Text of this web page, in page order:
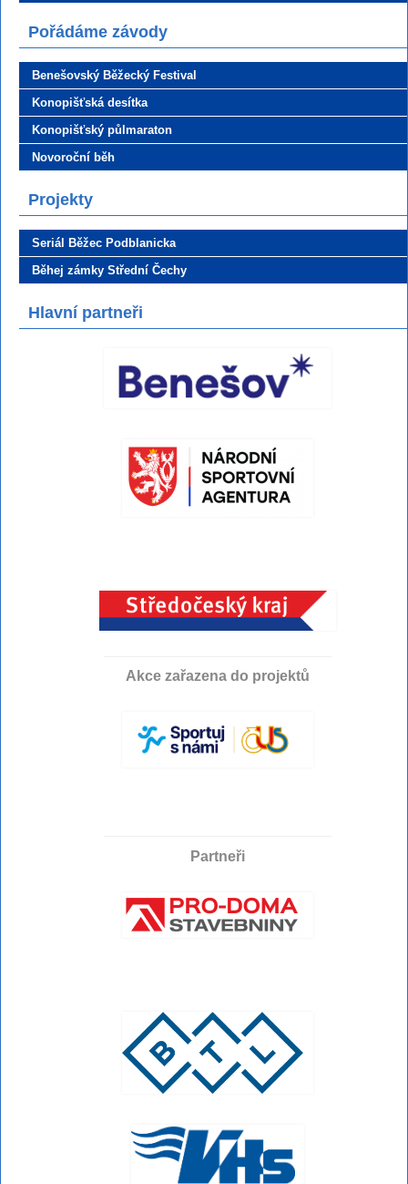
Pořádáme závody
Benešovský Běžecký Festival
Konopišťská desítka
Konopišťský půlmaraton
Novoroční běh
Projekty
Seriál Běžec Podblanicka
Běhej zámky Střední Čechy
Hlavní partneři
Akce zařazena do projektů
Partneři